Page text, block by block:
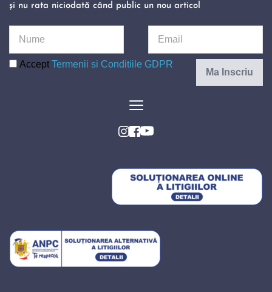
și nu rata niciodată când public un nou articol
Accept Termenii si Conditiile GDPR